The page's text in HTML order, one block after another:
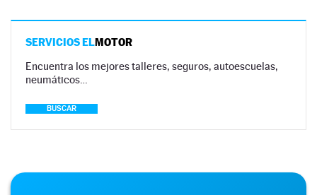
SERVICIOS ELMOTOR
Encuentra los mejores talleres, seguros, autoescuelas,
neumáticos…
BUSCAR